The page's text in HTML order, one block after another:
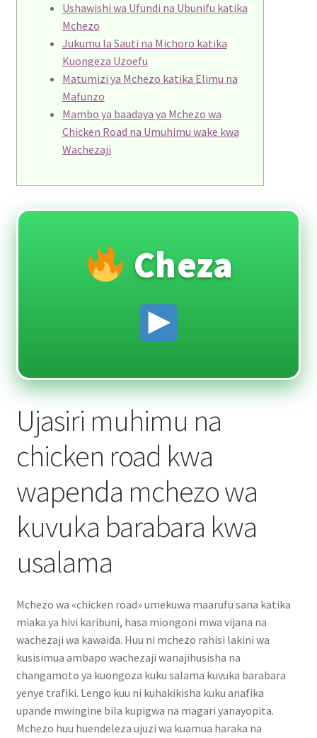
Quem Somos
Ushawishi wa Ufundi na Ubunifu katika
Mchezo
Jukumu la Sauti na Michoro katika
Kuongeza Uzoefu
Matumizi ya Mchezo katika Elimu na
Mafunzo
Mambo ya baadaya ya Mchezo wa
Chicken Road na Umuhimu wake kwa
Wachezaji
Cheza
Ujasiri muhimu na
chicken road kwa
wapenda mchezo wa
kuvuka barabara kwa
usalama
Mchezo wa «chicken road» umekuwa maarufu sana katika
miaka ya hivi karibuni, hasa miongoni mwa vijana na
wachezaji wa kawaida. Huu ni mchezo rahisi lakini wa
kusisimua ambapo wachezaji wanajihusisha na
changamoto ya kuongoza kuku salama kuvuka barabara
yenye trafiki. Lengo kuu ni kuhakikisha kuku anafika
upande mwingine bila kupigwa na magari yanayopita.
Mchezo huu huendeleza ujuzi wa kuamua haraka na